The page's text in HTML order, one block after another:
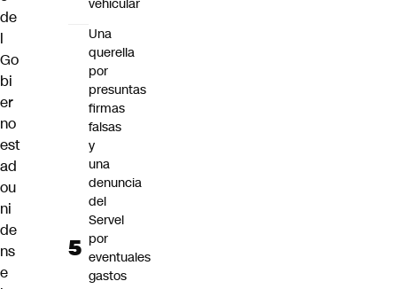
de
l
Go
bi
er
no
est
ad
ou
ni
de
ns
e
vehicular
Una
querella
por
presuntas
firmas
falsas
y
una
denuncia
del
Servel
por
eventuales
gastos